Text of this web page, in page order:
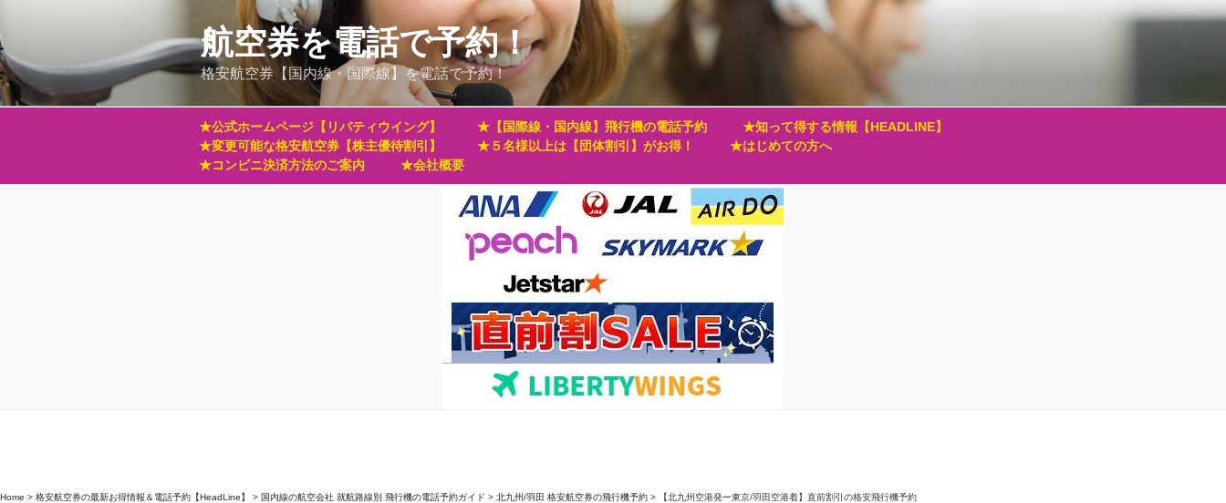
ン
テ
ン
ツ
ッ
航空券を電話で予約！
格安航空券【国内線・国際線】を電話で予約！
★公式ホームページ【リバティウイング】 ★【国際線・国内線】飛行機の電話予約
★知って得する情報【HEADLINE】
★変更可能な格安航空券【株主優待割引】
★５名様以上は【団体割引】がお得！
★はじめての方へ
★コンビニ決済方法のご案内
★会社概要
Home > 格安航空券の最新お得情報＆電話予約【HeadLine】 > 国内線の航空会社 就航路線別 飛行機の電話予約ガイド > 北九州/羽田 格安航空券の飛行機予約 > 【北九州空港発ー東京/羽田空港着】直前割引の格安飛行機予約